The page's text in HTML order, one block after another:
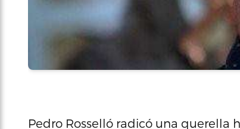
Pedro Rosselló radicó una querella